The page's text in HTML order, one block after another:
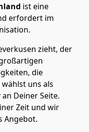
ist eine
erfordert im
zieht, der
die
uns als
an Deiner Seite.
Zeit und wir
Angebot.